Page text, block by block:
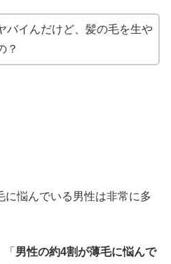
バイんだけど、髪の毛を生や
？
に悩んでいる男性は非常に多
男性の約4割が薄毛に悩んで